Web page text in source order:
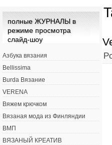
полные ЖУРНАЛЫ в
режиме просмотра
слайд-шоу
Азбука вязания
Bellissima
Burda Вязание
VERENA
Вяжем крючком
Вязаная мода из Финляндии
ВМП
ВЯЗАНЫЙ КРЕАТИВ